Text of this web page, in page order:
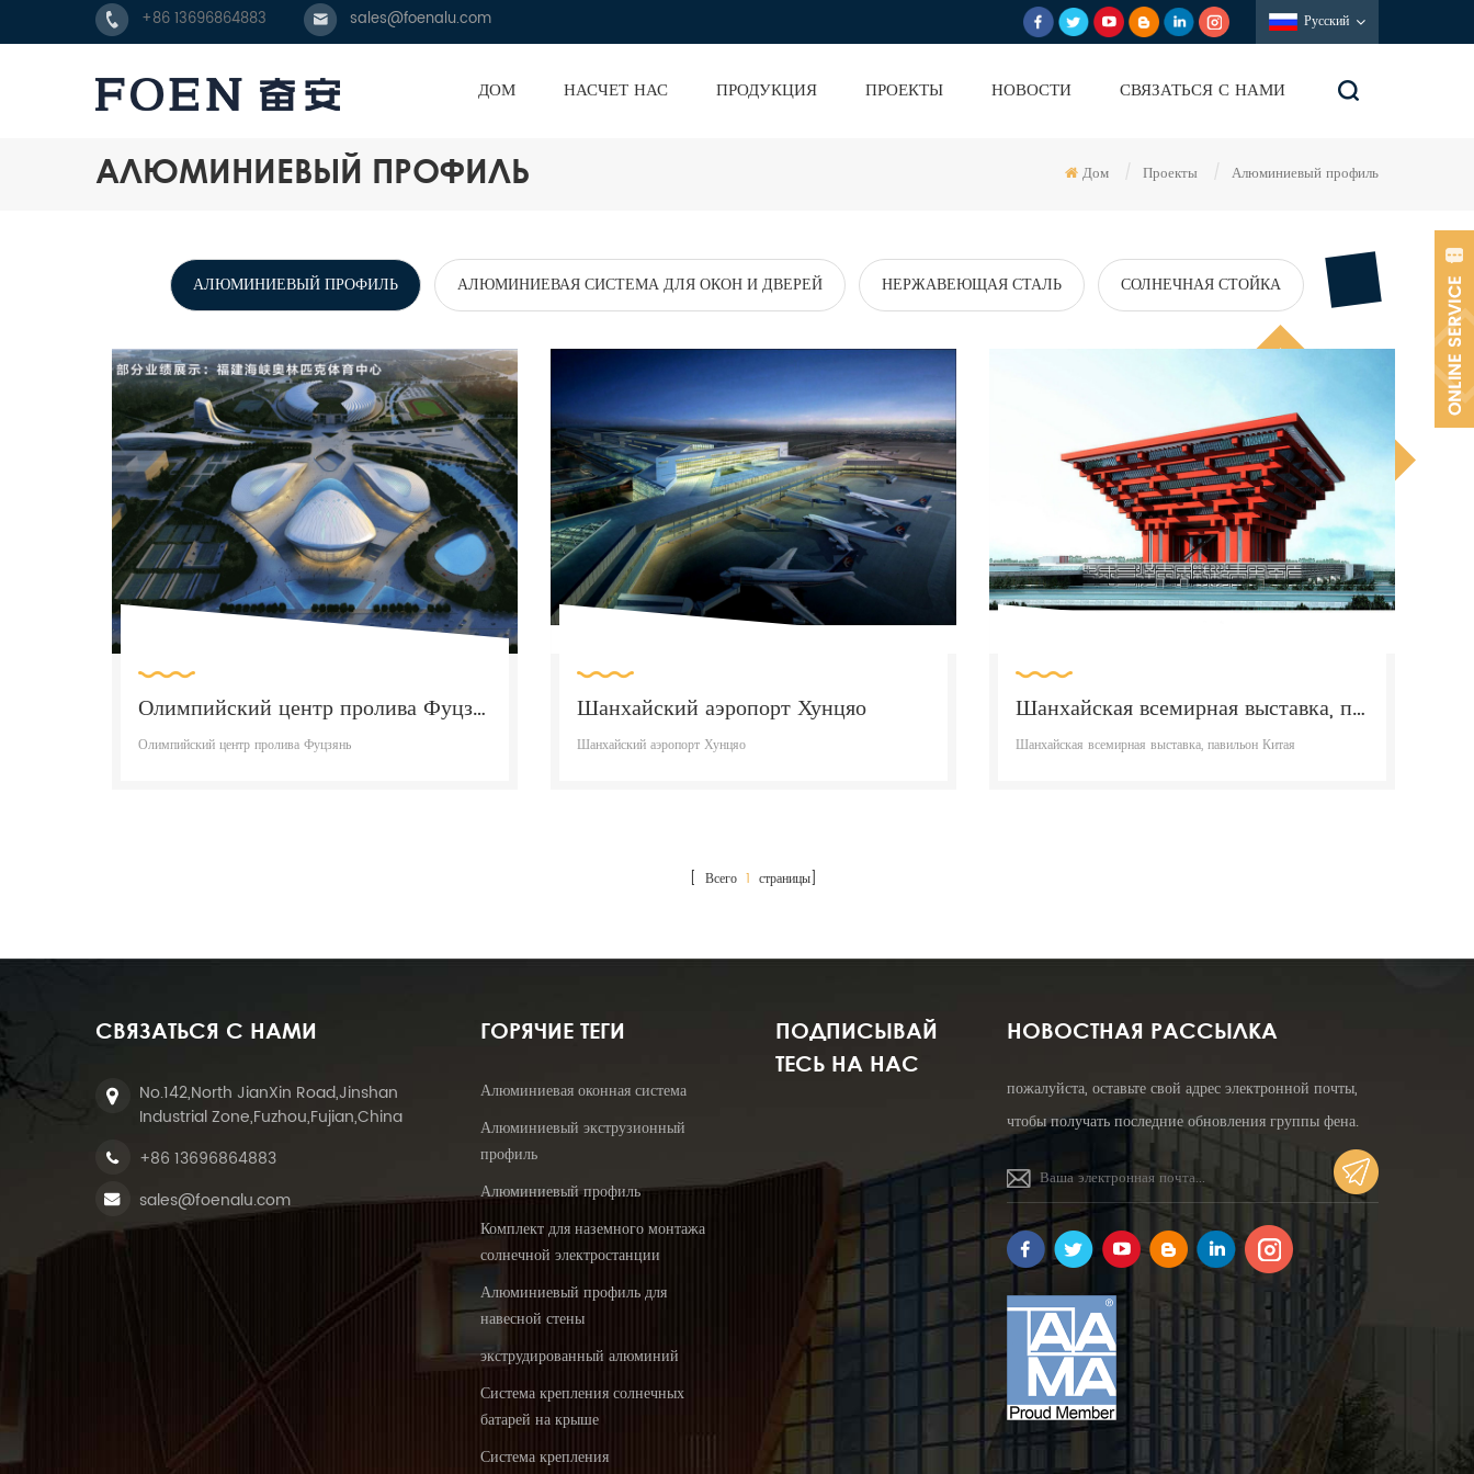
+86 13696864883 sales@foenalu.com Русский
ДОМ НАСЧЕТ НАС ПРОДУКЦИЯ ПРОЕКТЫ НОВОСТИ СВЯЗАТЬСЯ С НАМИ
АЛЮМИНИЕВЫЙ ПРОФИЛЬ Дом / Проекты / Алюминиевый профиль
АЛЮМИНИЕВЫЙ ПРОФИЛЬ АЛЮМИНИЕВАЯ СИСТЕМА ДЛЯ ОКОН И ДВЕРЕЙ НЕРЖАВЕЮЩАЯ СТАЛЬ СОЛНЕЧНАЯ СТОЙКА
Олимпийский центр пролива Фуцзянь
Олимпийский центр пролива Фуцзянь
Шанхайский аэропорт Хунцяо
Шанхайский аэропорт Хунцяо
Шанхайская всемирная выставка, павильон Китая
Шанхайская всемирная выставка, павильон Китая
[ Всего 1 страницы]
СВЯЗАТЬСЯ С НАМИ
No.142,North JianXin Road,Jinshan
Industrial Zone,Fuzhou,Fujian,China
+86 13696864883
sales@foenalu.com
ГОРЯЧИЕ ТЕГИ
Алюминиевая оконная система
Алюминиевый экструзионный
профиль
Алюминиевый профиль
Комплект для наземного монтажа
солнечной электростанции
Алюминиевый профиль для
навесной стены
экструдированный алюминий
Система крепления солнечных
батарей на крыше
Система крепления
ПОДПИСЫВАЙ
ТЕСЬ НА НАС
НОВОСТНАЯ РАССЫЛКА
пожалуйста, оставьте свой адрес электронной почты,
чтобы получать последние обновления группы фена.